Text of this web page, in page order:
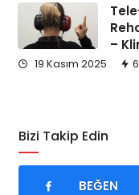
–
19 Kasım 2025
Bizi Takip Edin
BEĞEN